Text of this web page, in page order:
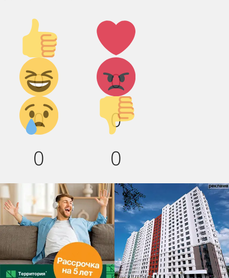
Палец
вверх!
0
Лайк!
0
Дикий
смех!
0
Агрессия!
0
Грусть :(
0
Палец
вниз!
0